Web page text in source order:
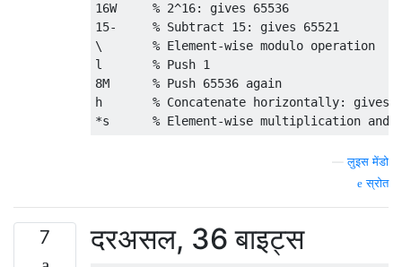
16W     % 2^16: gives 65536
15-     % Subtract 15: gives 65521
\       % Element-wise modulo operation
l       % Push 1
8M      % Push 65536 again
h       % Concatenate horizontally: gives
—लुइस मेंडो
स्रोत
7 दरअसल, 36 बाइट्स